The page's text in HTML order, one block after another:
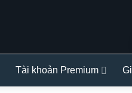
Tài khoản Premium